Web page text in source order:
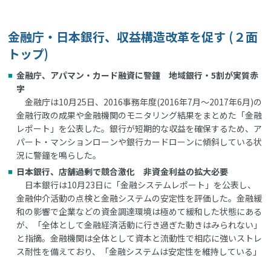
金融庁・日本銀行、収益構造改革を促す (２面
トップ)
金融庁、アパマン・カード融資に警鐘 地域銀行・5割が実質赤
字
金融庁は10月25日、2016事務年度(2016年7月～2017年6月)の
金融行政の成果や金融機関のモニタリング結果をまとめた「金融
レポート」を公表した。銀行が短期的な収益を確保するため、ア
パート・マンションローンや銀行カードローンに傾斜している状
況に警鐘を鳴らした。
日本銀行、店舗過剰で競合激化 非資金利益の拡大必要
日本銀行は10月23日に「金融システムレポート」を公表し、
金融仲介活動の点検と金融システムの安定性を評価した。金融緩
和の影響で企業などの資金調達環境は極めて緩和した状態にある
が、「全体として金融経済活動に行き過ぎた動きはみられない」
と指摘。金融機関は全体として資本と流動性で相応に強いストレ
ス耐性を備えており、「金融システムは安定性を維持している」